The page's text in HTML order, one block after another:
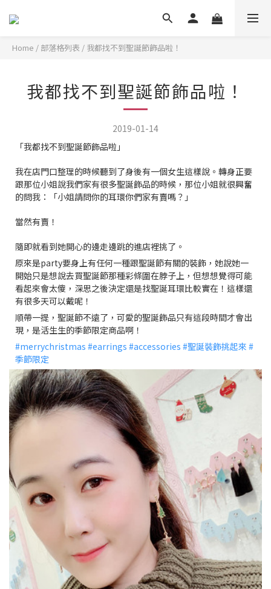
Home / 部落格列表 / 我都找不到聖誕節飾品啦！
我都找不到聖誕節飾品啦！
2019-01-14
「我都找不到聖誕節飾品啦」
我在店門口整理的時候聽到了身後有一個女生這樣說。轉身正要
跟那位小姐說我們家有很多聖誕飾品的時候，那位小姐就很興奮
的問我：「小姐請問你的耳環你們家有賣嗎？」
當然有賣！
隨即就看到她開心的邊走邊跳的進店裡挑了。
原來是party要身上有任何一種跟聖誕節有關的裝飾，她說她一
開始只是想說去買聖誕節那種彩條圍在脖子上，但想想覺得可能
看起來會太傻，深思之後決定還是找聖誕耳環比較實在！這樣還
有很多天可以戴呢！
順帶一提，聖誕節不遠了，可愛的聖誕飾品只有這段時間才會出
現，是活生生的季節限定商品啊！
#merrychristmas #earrings #accessories #聖誕裝飾挑起來 #
季節限定